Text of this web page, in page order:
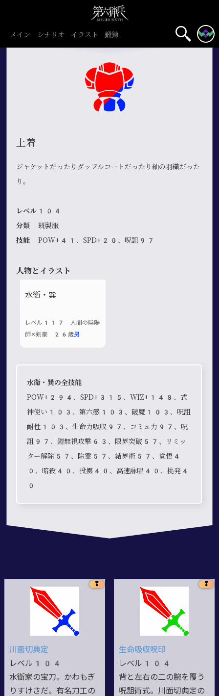
メイン シナリオ イラスト 鍛錬
上着
ジャケットだったりダッフルコートだったり紬の羽織だった
り。
レベル104
分類 既製服
技能 POW+41、SPD+20、呪詛97
人物とイラスト
水衛・巽
レベル117 人間の陰陽
師✕剣豪 26歳男
水衛・巽の全技能
POW+294、SPD+315、WIZ+148、式
神使い103、第六感103、破魔103、呪詛
耐性103、生命力吸収97、コミュ力97、呪
詛97、鎧無視攻撃63、限界突破57、リミッ
ター解除57、除霊57、結界術57、覚悟4
0、暗殺40、投擲40、高速詠唱40、挑発4
0
❢
川面切典定
レベル104
水衛家の宝刀。かわもぎ
りすけさだ。有名刀工の
❢
生命吸収呪印
レベル104
背と左右の二の腕を覆う
呪詛術式。川面切典定の